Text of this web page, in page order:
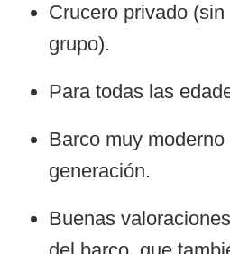
Crucero privado
grupo).
Para todas las
Barco muy
generación.
Buenas